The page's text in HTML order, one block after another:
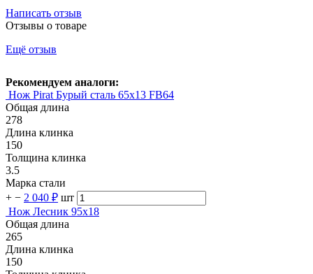
Написать отзыв
Отзывы о товаре
Ещё отзыв
Рекомендуем аналоги:
Нож Pirat Бурый сталь 65х13 FB64
Общая длина
278
Длина клинка
150
Толщина клинка
3.5
Марка стали
+ − 2 040 ₽ шт
Нож Лесник 95х18
Общая длина
265
Длина клинка
150